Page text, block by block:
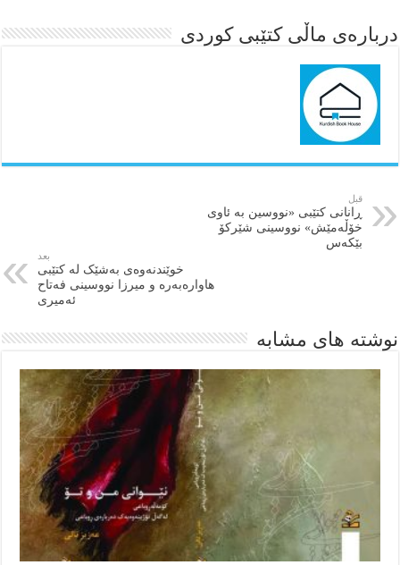
درباره‌ی ماڵی کتێبی کوردی
قبل
ڕانانی کتێبی «نووسین بە ئاوی
خۆڵەمێش» نووسینی شێرکۆ
بێکەس
بعد
خوێندنەوەی بەشێک لە کتێبی
هاوارەبەرە و میرزا نووسینی فەتاح
ئەمیری
نوشته های مشابه